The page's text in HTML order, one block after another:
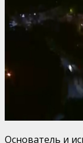
Основатель и